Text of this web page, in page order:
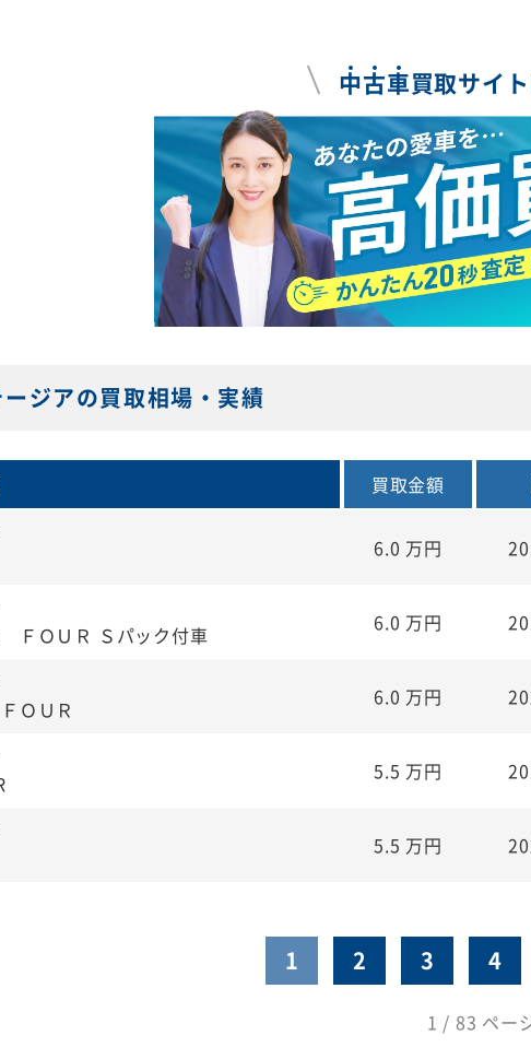
中古車買取サイ
ジアの買取相場・実績
買取金額
6.0 万円
ＦＯＵＲ Ｓパック付車
6.0 万円
ＯＵＲ
6.0 万円
5.5 万円
5.5 万円
1 2 3 4
1 / 83 ペー